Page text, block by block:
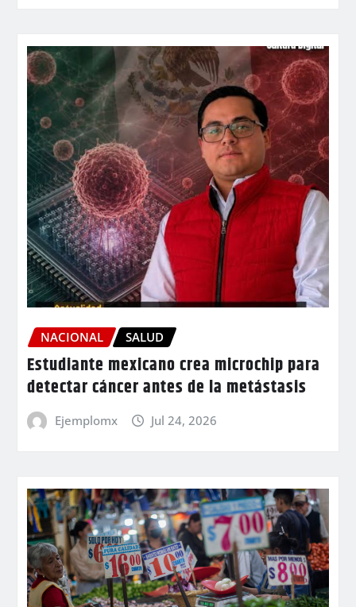
NACIONAL SALUD
Estudiante mexicano crea microchip para
detectar cáncer antes de la metástasis
Ejemplomx Jul 24, 2026